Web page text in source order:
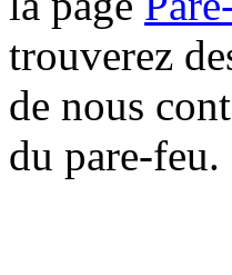
trouverez
de nous
du pare-feu.